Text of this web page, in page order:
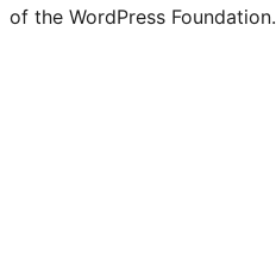
of the WordPress Foundation.